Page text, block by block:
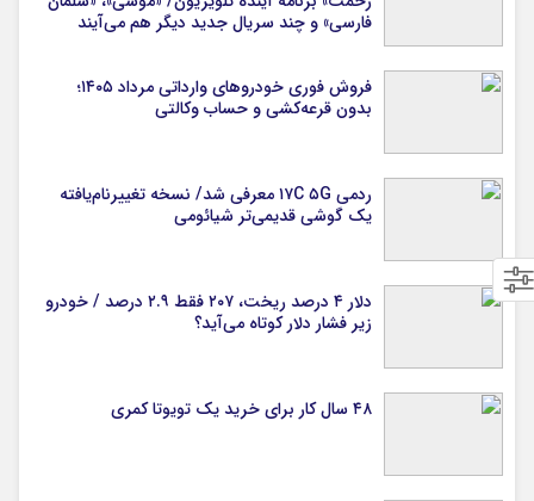
فارسی» و چند سریال جدید دیگر هم می‌آیند
فروش فوری خودروهای وارداتی مرداد ۱۴۰۵؛
بدون قرعه‌کشی و حساب وکالتی
ردمی ۱۷C ۵G معرفی شد/ نسخه تغییرنام‌یافته
یک گوشی قدیمی‌تر شیائومی
دلار ۴ درصد ریخت، ۲۰۷ فقط ۲.۹ درصد / خودرو
زیر فشار دلار کوتاه می‌آید؟
۴۸ سال کار برای خرید یک تویوتا کمری